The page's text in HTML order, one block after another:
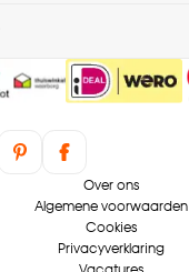
Over ons
Algemene voorwaarden
Cookies
Privacyverklaring